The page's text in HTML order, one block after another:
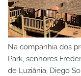
Na companhia dos
Park, senhores
de Luziânia, Diego